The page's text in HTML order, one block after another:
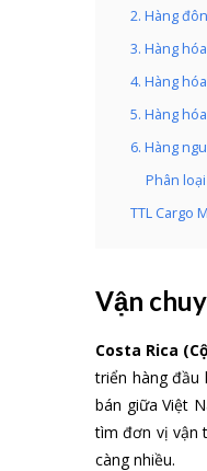
2. Hàng
3. Hàng
4. Hàng
5. Hàng
6. Hàng
Phân
TTL Cargo
Vận
Costa Rica
triển hàng đầu
bán giữa Việt
tìm đơn vị vận
càng nhiều.